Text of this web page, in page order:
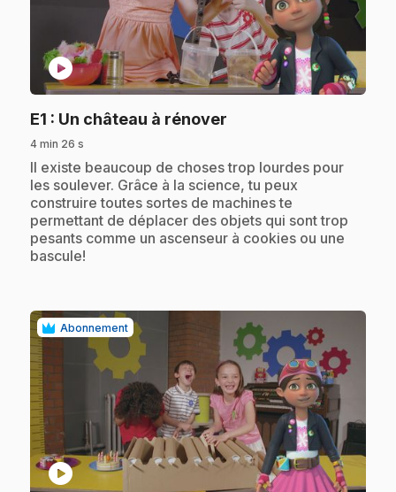
play_circle
E1 : Un château à rénover
4 min 26 s
.Il existe beaucoup de choses trop lourdes pour
les soulever. Grâce à la science, tu peux
construire toutes sortes de machines te
permettant de déplacer des objets qui sont trop
pesants comme un ascenseur à cookies ou une
bascule!
Abonnement
play_circle